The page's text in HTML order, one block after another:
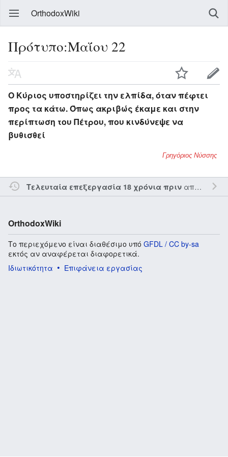
OrthodoxWiki
Πρότυπο:Μαΐου 22
Ο Κύριος υποστηρίζει την ελπίδα, όταν πέφτει
προς τα κάτω. Όπως ακριβώς έκαμε και στην
περίπτωση του Πέτρου, που κινδύνεψε να
βυθισθεί
Γρηγόριος Νύσσης
Τελευταία επεξεργασία 18 χρόνια πριναπό τον την
OrthodoxWiki
Το περιεχόμενο είναι διαθέσιμο υπό GFDL / CC by-sa
εκτός αν αναφέρεται διαφορετικά.
Ιδιωτικότητα
Επιφάνεια εργασίας